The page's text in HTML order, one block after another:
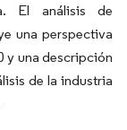
El análisis de
una perspectiva
y una descripción
de la industria